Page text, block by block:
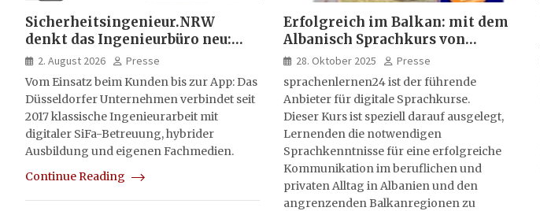
Sicherheitsingenieur.NRW
denkt das Ingenieurbüro neu:
HSE-Beratung wird digital,
hybrid und multimedial
2. August 2026
Presse
Vom Einsatz beim Kunden bis zur App: Das
Düsseldorfer Unternehmen verbindet seit
2017 klassische Ingenieurarbeit mit
digitaler SiFa-Betreuung, hybrider
Ausbildung und eigenen Fachmedien.
Continue Reading
Erfolgreich im Balkan: mit dem
Albanisch Sprachkurs von
sprachenlernen24
28. Oktober 2025
Presse
sprachenlernen24 ist der führende
Anbieter für digitale Sprachkurse.
Dieser Kurs ist speziell darauf ausgelegt,
Lernenden die notwendigen
Sprachkenntnisse für eine erfolgreiche
Kommunikation im beruflichen und
privaten Alltag in Albanien und den
angrenzenden Balkanregionen zu